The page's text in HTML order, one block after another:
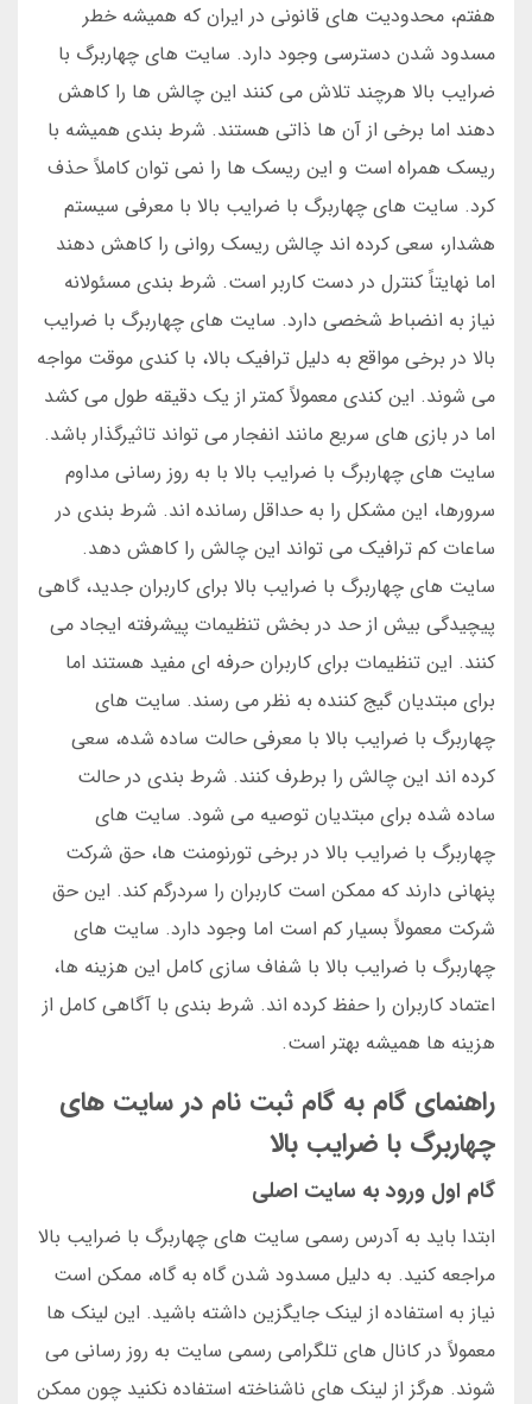
هفتم، محدودیت های قانونی در ایران که همیشه خطر
مسدود شدن دسترسی وجود دارد. سایت های چهاربرگ با
ضرایب بالا هرچند تلاش می کنند این چالش ها را کاهش
دهند اما برخی از آن ها ذاتی هستند. شرط بندی همیشه با
ریسک همراه است و این ریسک ها را نمی توان کاملاً حذف
کرد. سایت های چهاربرگ با ضرایب بالا با معرفی سیستم
هشدار، سعی کرده اند چالش ریسک روانی را کاهش دهند
اما نهایتاً کنترل در دست کاربر است. شرط بندی مسئولانه
نیاز به انضباط شخصی دارد. سایت های چهاربرگ با ضرایب
بالا در برخی مواقع به دلیل ترافیک بالا، با کندی موقت مواجه
می شوند. این کندی معمولاً کمتر از یک دقیقه طول می کشد
اما در بازی های سریع مانند انفجار می تواند تاثیرگذار باشد.
سایت های چهاربرگ با ضرایب بالا با به روز رسانی مداوم
سرورها، این مشکل را به حداقل رسانده اند. شرط بندی در
ساعات کم ترافیک می تواند این چالش را کاهش دهد.
سایت های چهاربرگ با ضرایب بالا برای کاربران جدید، گاهی
پیچیدگی بیش از حد در بخش تنظیمات پیشرفته ایجاد می
کنند. این تنظیمات برای کاربران حرفه ای مفید هستند اما
برای مبتدیان گیج کننده به نظر می رسند. سایت های
چهاربرگ با ضرایب بالا با معرفی حالت ساده شده، سعی
کرده اند این چالش را برطرف کنند. شرط بندی در حالت
ساده شده برای مبتدیان توصیه می شود. سایت های
چهاربرگ با ضرایب بالا در برخی تورنومنت ها، حق شرکت
پنهانی دارند که ممکن است کاربران را سردرگم کند. این حق
شرکت معمولاً بسیار کم است اما وجود دارد. سایت های
چهاربرگ با ضرایب بالا با شفاف سازی کامل این هزینه ها،
اعتماد کاربران را حفظ کرده اند. شرط بندی با آگاهی کامل از
هزینه ها همیشه بهتر است.
راهنمای گام به گام ثبت نام در سایت های
چهاربرگ با ضرایب بالا
گام اول ورود به سایت اصلی
ابتدا باید به آدرس رسمی سایت های چهاربرگ با ضرایب بالا
مراجعه کنید. به دلیل مسدود شدن گاه به گاه، ممکن است
نیاز به استفاده از لینک جایگزین داشته باشید. این لینک ها
معمولاً در کانال های تلگرامی رسمی سایت به روز رسانی می
شوند. هرگز از لینک های ناشناخته استفاده نکنید چون ممکن